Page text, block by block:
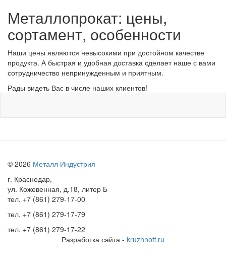
Металлопрокат: цены,
сортамент, особенности
Наши цены являются невысокими при достойном качестве
продукта. А быстрая и удобная доставка сделает наше с вами
сотрудничество непринужденным и приятным.
Рады видеть Вас в числе наших клиентов!
© 2026 Металл Индустрия
г. Краснодар,
ул. Кожевенная, д.18, литер Б
тел. +7 (861) 279-17-00
тел. +7 (861) 279-17-79
тел. +7 (861) 279-17-22
Разработка сайта - kruzhnoff.ru